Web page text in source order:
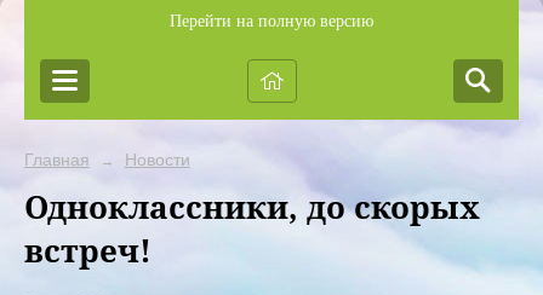
Перейти на полную версию
Главная → Новости
Одноклассники, до скорых
встреч!